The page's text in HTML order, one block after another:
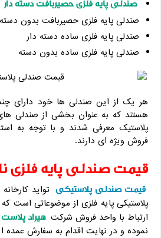
صندلی پایه فلزی حصیربافت دسته دار
صندلی پایه فلزی حصیربافت بدون دسته
صندلی پایه فلزی ساده دسته دار
صندلی پایه فلزی ساده بدون دسته
هر یک از این صندلی‌ ها خود دارای
هستند که به عنوان بخشی از صندلی
پلاستیک معرفی شدند و با توجه به
فروش ویژه ای دارند.
قیمت صندلی پایه فلزی
قیمت صندلی پلاستیکی تواید
پلاستیکی پایه فلزی از موضوعاتی است
ارتباط با واحد فروش شرکت هیراد پلاست
نموده و در نهایت اقدام به سفارش عمده